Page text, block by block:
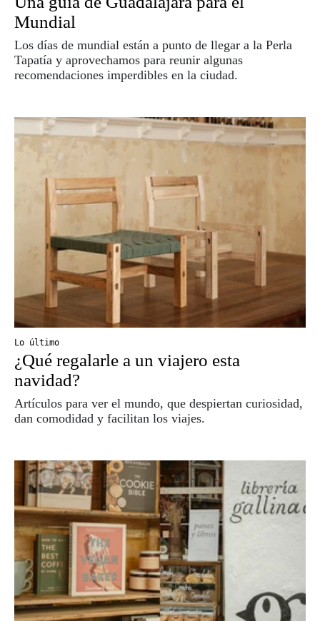
Mundial
Los días de mundial están a punto de llegar a la Perla
Tapatía y aprovechamos para reunir algunas
recomendaciones imperdibles en la ciudad.
Lo último
¿Qué regalarle a un viajero esta
navidad?
Artículos para ver el mundo, que despiertan curiosidad,
dan comodidad y facilitan los viajes.